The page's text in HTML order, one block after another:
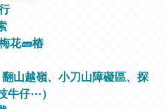
花🧱樁
山越嶺、小刀山障礙區、探
牛仔⋯）